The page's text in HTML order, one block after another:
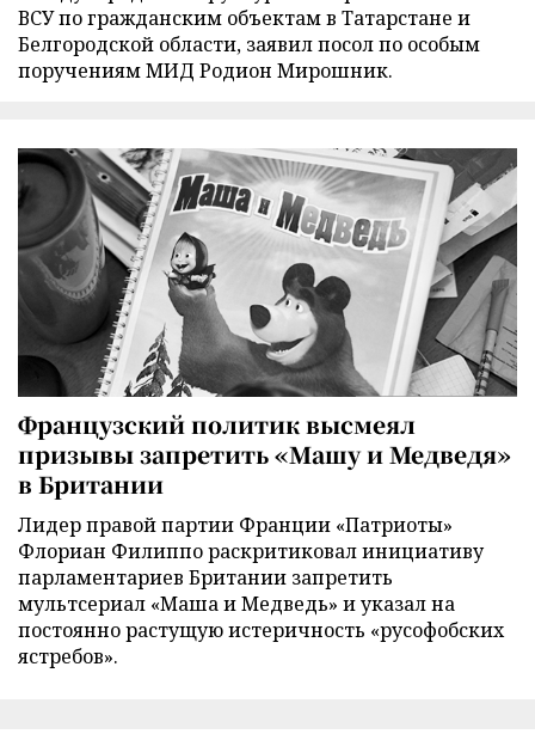
ВСУ по гражданским объектам в Татарстане и
Белгородской области, заявил посол по особым
поручениям МИД Родион Мирошник.
Французский политик высмеял
призывы запретить «Машу и Медведя»
в Британии
Лидер правой партии Франции «Патриоты»
Флориан Филиппо раскритиковал инициативу
парламентариев Британии запретить
мультсериал «Маша и Медведь» и указал на
постоянно растущую истеричность «русофобских
ястребов».